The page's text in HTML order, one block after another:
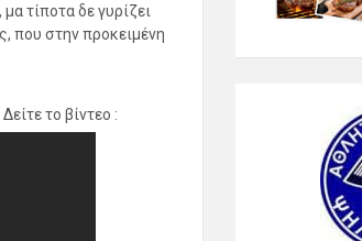
τίποτα δε γυρίζει
που στην προκειμένη
το βίντεο :